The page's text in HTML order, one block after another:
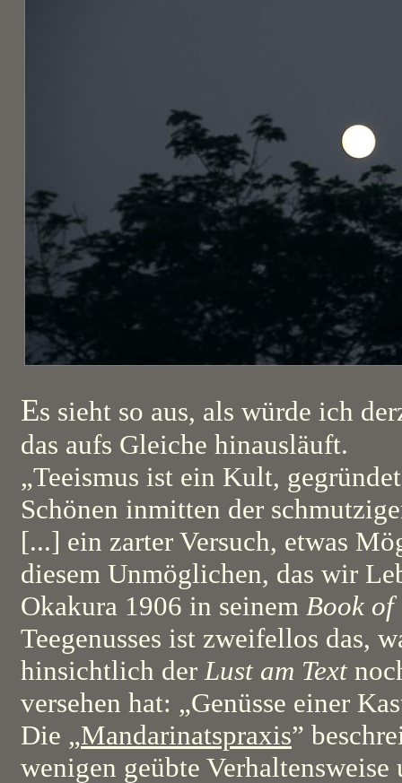
Es sieht so aus, als würde ich
das aufs Gleiche hinausläuft.
„Teeismus ist ein Kult,
Schönen inmitten der
[...] ein zarter Versuch, etwas
diesem Unmöglichen, das wir
Okakura 1906 in seinem Book of
Teegenusses ist zweifellos das,
hinsichtlich derLust am Text
versehen hat: „Genüsse einer
Die „Mandarinatspraxis”
wenigen geübte